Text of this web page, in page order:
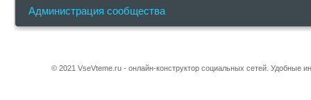
Администрация сообщества
© 2021 VseVteme.ru - онлайн-конструктор социальных сетей. Удобные